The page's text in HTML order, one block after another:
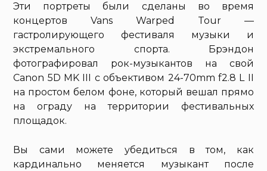
Эти портреты были сделаны во время
концертов Vans Warped Tour —
гастролирующего фестиваля музыки и
экстремального спорта. Брэндон
фотографировал рок-музыкантов на свой
Canon 5D MK III с объективом 24-70mm f2.8 L II
на простом белом фоне, который вешал прямо
на ограду на территории фестивальных
площадок.
Вы сами можете убедиться в том, как
кардинально меняется музыкант после